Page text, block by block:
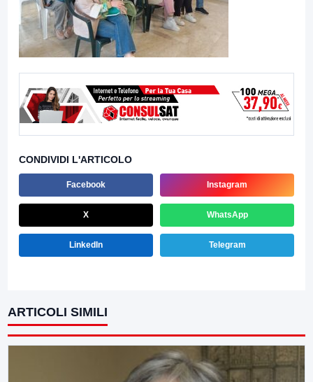
CONDIVIDI L'ARTICOLO
Facebook Instagram
X WhatsApp
LinkedIn Telegram
ARTICOLI SIMILI